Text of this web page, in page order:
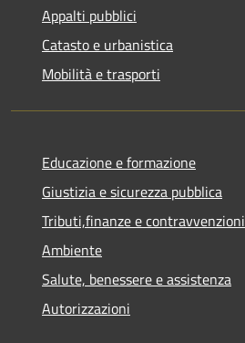
Appalti pubblici
Catasto e urbanistica
Mobilità e trasporti
Educazione e formazione
Giustizia e sicurezza pubblica
Tributi,finanze e contravvenzioni
Ambiente
Salute, benessere e assistenza
Autorizzazioni